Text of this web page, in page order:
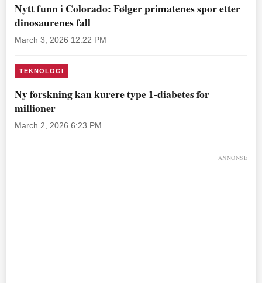
Nytt funn i Colorado: Følger primatenes spor etter
dinosaurenes fall
March 3, 2026 12:22 PM
TEKNOLOGI
Ny forskning kan kurere type 1-diabetes for
millioner
March 2, 2026 6:23 PM
ANNONSE